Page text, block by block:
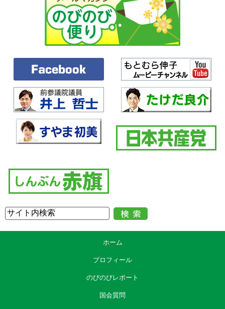
第三の修正項目は、寄附の意思表示の取消権です。まず、法人等が寄
附の勧誘をするに際して寄附の勧誘を行う法人等を特定するに足りる事
項を告げないこと等により個人が誤認した場合は、これによってなされ
た寄附の意思表示を取り消すことができることといたしました。
な状態に陥らせ、又は個人がそのような状態に陥っていることに乗じ、
寄附の勧誘をしてはならないとの規定に違反して寄附の勧誘が行われた
場合も、これによってなされた寄附の意思表示を取り消すことができる
ようにするとともに、この取消権については、時効の特例を定める第九
条の規定の対象から除き、民法の規定のとおり、追認をすることができ
る時から五年、行為の時から二十年に伸長する修正を行っております。
第四の修正項目として、この法律の規定についての検討につき、この
法律の施行後「三年を目途」とする部分を改め、「一年を目途」に改め
を改正する法律案に対する修正案」ですが、本修正案は、先ほど１本目
の修正案の中で申し上げた、「個人を寄附をするか否かについて適切な
判断をすることが困難な状態に陥らせ、又は個人がそのような状態に陥
っていることに乗じ、寄附の勧誘をした場合」の取消権と同様の規定を
消費者契約法の中に盛り込むことを主な内容とするものです。
以上であります。何とぞ委員各位の御賛同をお願い申し上げます。
ホーム
プロフィール
のびのびレポート
国会質問